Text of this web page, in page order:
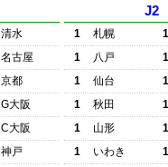
清水
名古屋
京都
G大阪
C大阪
神戸
J2
1 札幌
1
八戸
1
仙台
1
秋田
1
山形
1
いわき